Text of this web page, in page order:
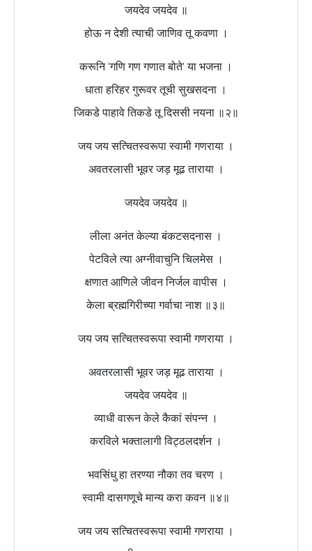
जयदेव जयदेव ॥
होऊ न देशी त्याची जाणिव तू कवणा ।
करूनि ‘गणि गण गणात बोते’ या भजना ।
धाता हरिहर गुरूवर तूची सुखसदना ।
जिकडे पाहावे तिकडे तू दिससी नयना ॥२॥
जय जय सत्चितस्वरूपा स्वामी गणराया ।
अवतरलासी भूवर जड़ मूढ ताराया ।
जयदेव जयदेव ॥
लीला अनंत केल्या बंकटसदनास ।
पेटविले त्या अग्नीवाचुनि चिलमेस ।
क्षणात आणिले जीवन निर्जल वापीस ।
केला ब्रह्मगिरीच्या गर्वाचा नाश ॥३॥
जय जय सत्चितस्वरूपा स्वामी गणराया ।
अवतरलासी भूवर जड़ मूढ ताराया ।
जयदेव जयदेव ॥
व्याधी वारून केले कैकां संपन्न ।
करविले भक्तालागी विट्ठलदर्शन ।
भवसिंधु हा तरण्या नौका तव चरण ।
स्वामी दासगणूचे मान्य करा कवन ॥४॥
जय जय सत्चितस्वरूपा स्वामी गणराया ।